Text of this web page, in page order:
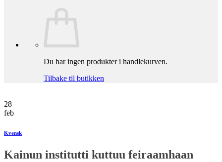
Du har ingen produkter i handlekurven.
Tilbake til butikken
28
feb
Kvensk
Kainun institutti kuttuu feiraamhaan